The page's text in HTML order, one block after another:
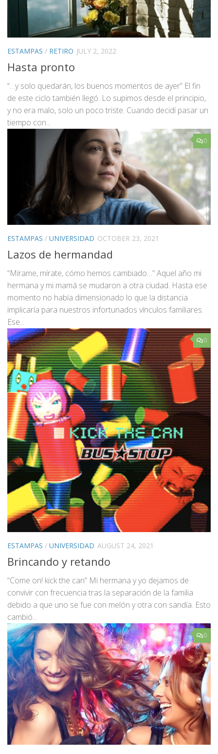
ESTAMPAS / RETIRO JULY 2, 2022
Hasta pronto
“…y solo quedarán, los buenos momentos de ayer” El fin
de este ciclo también llegó. Lo supimos desde el principio,
y no era malo, solo un poco triste. Cuando decidí pasar un
tiempo con...
0
ESTAMPAS / UNIVERSIDAD OCTOBER 23, 2021
Lazos de hermandad
“Mírame, mírate, cómo hemos cambiado…” Aquel año mi
hermana y mi mamá se mudaron a otra ciudad. Hasta ese
momento no había dimensionado lo que la distancia
implicaría para nuestros infortunados vínculos familiares.
Ese...
0
ESTAMPAS / UNIVERSIDAD AUGUST 24, 2021
Brincando y retando
“Come on! kick the can” Mi hermana y yo dejamos de
convivir con frecuencia tras la separación de la familia
debido a que uno se fue con melón y otra con sandía. Esto
cambió...
0